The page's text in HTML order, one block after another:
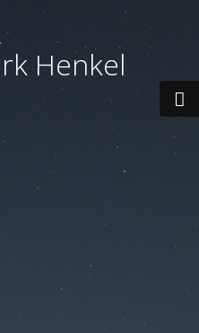
Henkel